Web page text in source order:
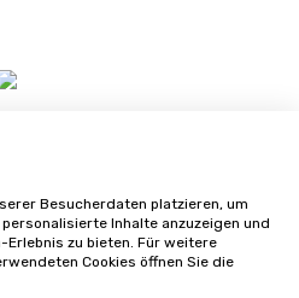
Besucherdaten platzieren, um
Inhalte anzuzeigen und
zu bieten. Für weitere
Cookies öffnen Sie die